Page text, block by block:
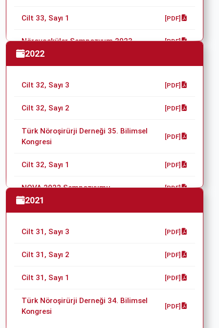
Cilt 33, Sayı 1 [PDF]
Nörovasküler Sempozyum 2023 [PDF]
2022
Cilt 32, Sayı 3 [PDF]
Cilt 32, Sayı 2 [PDF]
Türk Nöroşirürji Derneği 35. Bilimsel
Kongresi
[PDF]
Cilt 32, Sayı 1 [PDF]
NOVA 2022 Sempozyumu [PDF]
2021
Cilt 31, Sayı 3 [PDF]
Cilt 31, Sayı 2 [PDF]
Cilt 31, Sayı 1 [PDF]
Türk Nöroşirürji Derneği 34. Bilimsel
Kongresi
[PDF]